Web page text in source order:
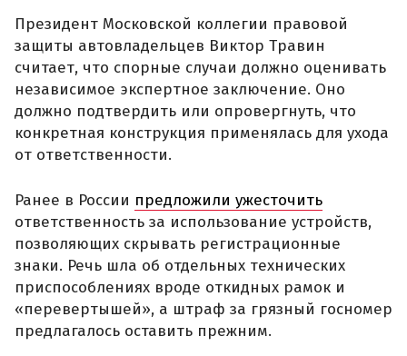
Президент Московской коллегии правовой
защиты автовладельцев Виктор Травин
считает, что спорные случаи должно оценивать
независимое экспертное заключение. Оно
должно подтвердить или опровергнуть, что
конкретная конструкция применялась для ухода
от ответственности.
Ранее в России предложили ужесточить
ответственность за использование устройств,
позволяющих скрывать регистрационные
знаки. Речь шла об отдельных технических
приспособлениях вроде откидных рамок и
«перевертышей», а штраф за грязный госномер
предлагалось оставить прежним.